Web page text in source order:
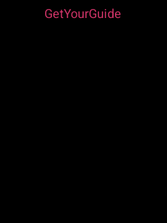
GetYourGuide